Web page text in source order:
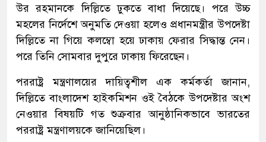
উর রহমানকে দিল্লিতে ঢুকতে বাধা দিয়েছে। পরে উচ্চ
মহলের নির্দেশে অনুমতি দেওয়া হলেও প্রধানমন্ত্রীর উপদেষ্টা
দিল্লিতে না গিয়ে কলম্বো হয়ে ঢাকায় ফেরার সিদ্ধান্ত নেন।
পরে তিনি সোমবার দুপু‌রে ঢাকায় ফি‌রে‌ছেন।
পররাষ্ট্র মন্ত্রণালয়ের দায়িত্বশীল এক কর্মকর্তা জানান,
দিল্লিতে বাংলাদেশ হাইকমিশন ওই বৈঠকে উপদেষ্টার অংশ
নেওয়ার বিষয়টি গত শুক্রবার আনুষ্ঠানিকভাবে ভারতের
পররাষ্ট্র মন্ত্রণালয়কে জানিয়েছিল।